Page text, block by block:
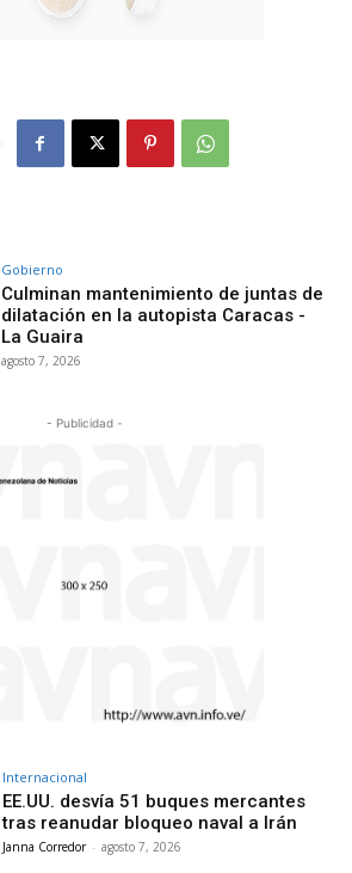
Gobierno
Culminan mantenimiento de juntas de
dilatación en la autopista Caracas -
La Guaira
agosto 7, 2026
- Publicidad -
Internacional
EE.UU. desvía 51 buques mercantes
tras reanudar bloqueo naval a Irán
Janna Corredor - agosto 7, 2026